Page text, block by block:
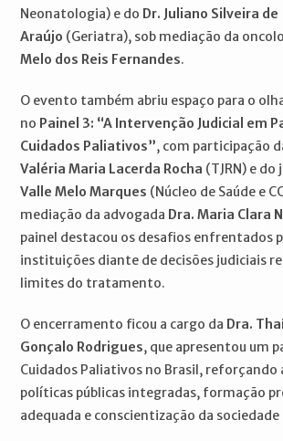
Neonatologia) e do Dr. Juliano Silveira de
Araújo (Geriatra), sob mediação da
Melo dos Reis Fernandes.
O evento também abriu espaço para o
no Painel 3: “A Intervenção Judicial em
Cuidados Paliativos”, com participação
Valéria Maria Lacerda Rocha (TJRN) e do
Valle Melo Marques (Núcleo de Saúde e
mediação da advogada Dra. Maria Clara
painel destacou os desafios enfrentados
instituições diante de decisões judiciais
limites do tratamento.
O encerramento ficou a cargo da Dra.
Gonçalo Rodrigues, que apresentou um
Cuidados Paliativos no Brasil, reforçando
políticas públicas integradas, formação
adequada e conscientização da